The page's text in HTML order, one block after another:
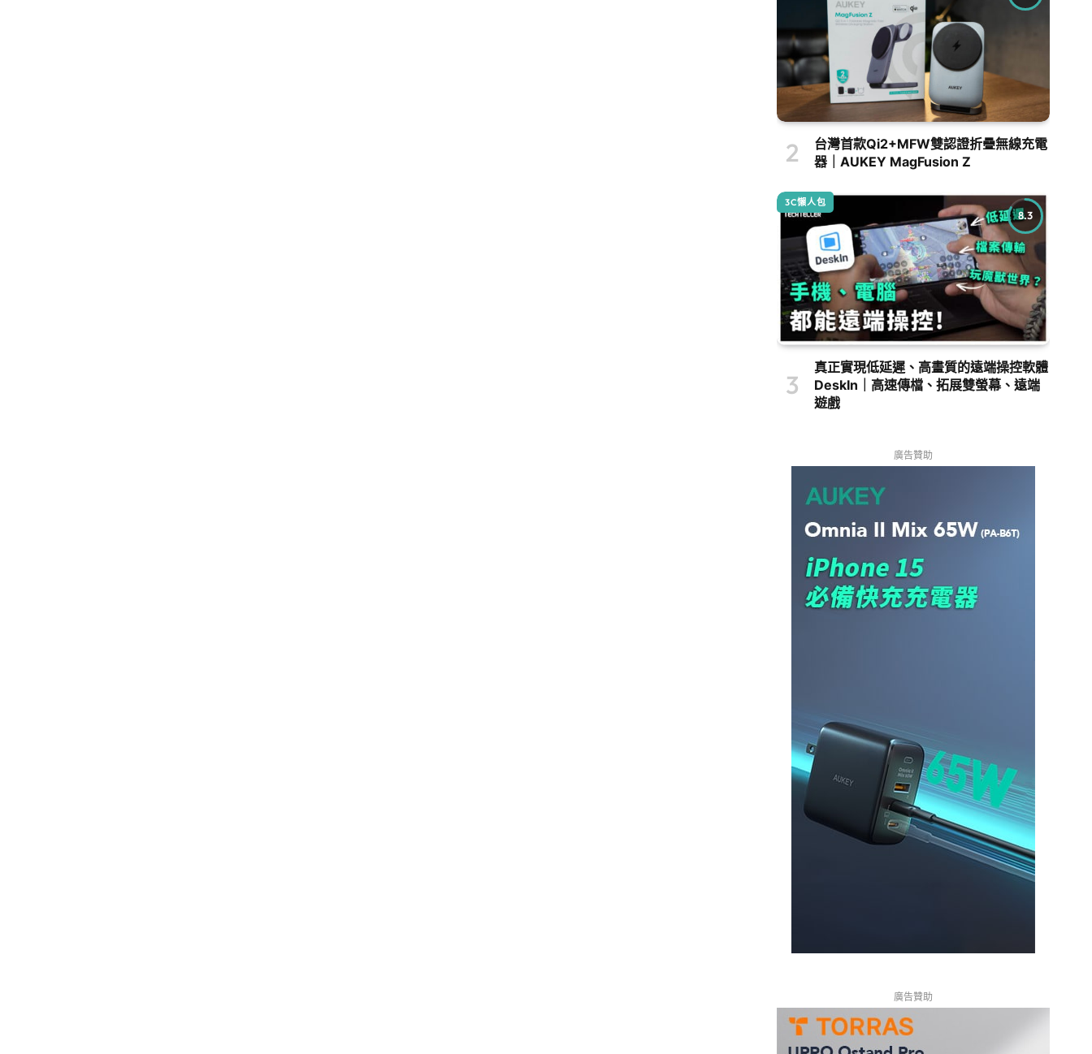
台灣首款Qi2+MFW雙認證折疊無線充電
器｜AUKEY MagFusion Z
8.3
3C懶人包
真正實現低延遲、高畫質的遠端操控軟體
DeskIn｜高速傳檔、拓展雙螢幕、遠端
遊戲
廣告贊助
廣告贊助